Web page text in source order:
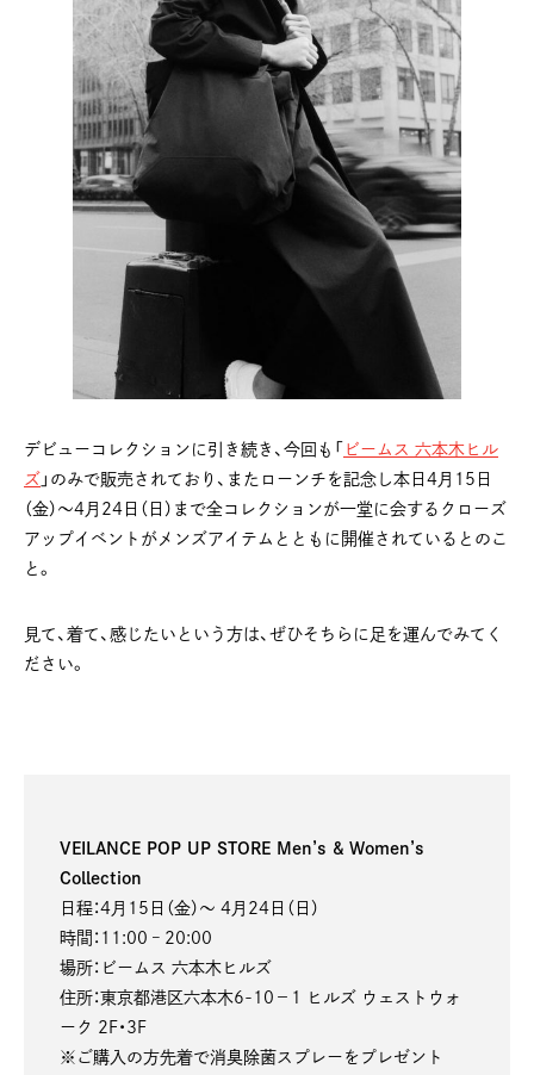
デビューコレクションに引き続き、今回も「 ビームス 六本木ヒル
ズ 」のみで販売されており、またローンチを記念し本日4月15日
（金）〜4月24日（日）まで全コレクションが一堂に会するクローズ
アップイベントがメンズアイテムとともに開催されているとのこ
と。
見て、着て、感じたいという方は、ぜひそちらに足を運んでみてく
ださい。
VEILANCE POP UP STORE Men’s & Women’s
Collection
日程：4月15日（金）～ 4月24日（日）
時間：11:00 – 20:00
場所：ビームス 六本木ヒルズ
住所：東京都港区六本木6-10−1 ヒルズ ウェストウォ
ーク 2F・3F
※ご購入の方先着で消臭除菌スプレーをプレゼント